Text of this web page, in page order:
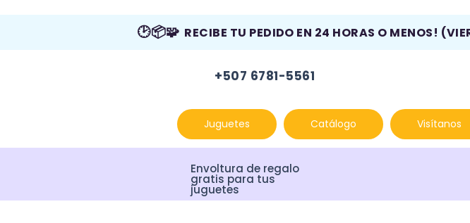
🕑📦🧩 RECIBE TU PEDIDO EN 24 HORAS O MENOS!
+507 6781-5561
Juguetes Catálogo Visítanos
Envoltura de regalo
gratis para tus
juguetes